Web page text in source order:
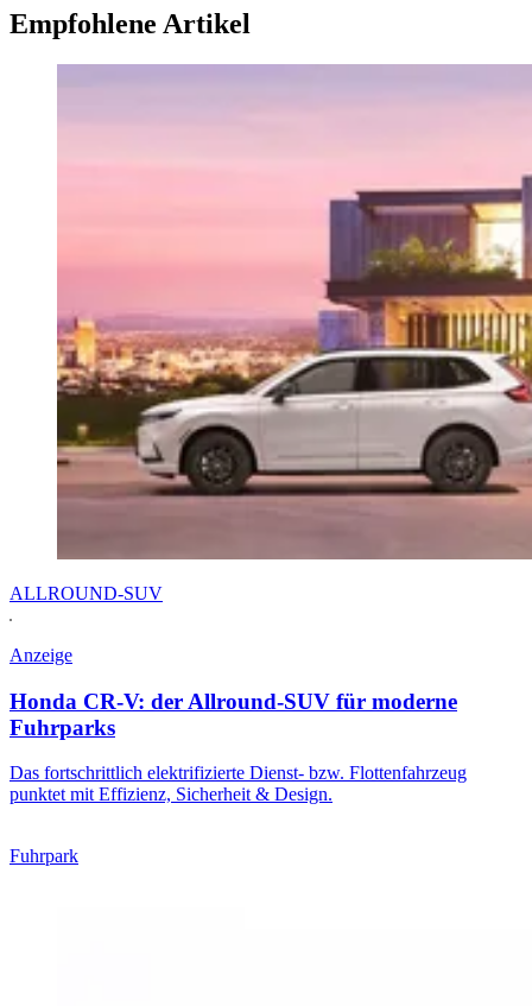
Empfohlene Artikel
ALLROUND-SUV
Anzeige
Honda CR-V: der Allround-SUV für moderne
Fuhrparks
Das fortschrittlich elektrifizierte Dienst- bzw. Flottenfahrzeug
punktet mit Effizienz, Sicherheit & Design.
Fuhrpark